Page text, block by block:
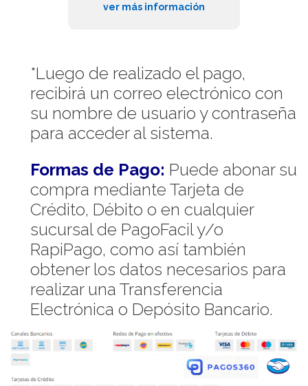
ver más información
*Luego de realizado el pago,
recibirá un correo electrónico con
su nombre de usuario y contraseña
para acceder al sistema.
Formas de Pago: Puede abonar su
compra mediante Tarjeta de
Crédito, Débito o en cualquier
sucursal de PagoFacil y/o
RapiPago, como así también
obtener los datos necesarios para
realizar una Transferencia
Electrónica o Depósito Bancario.